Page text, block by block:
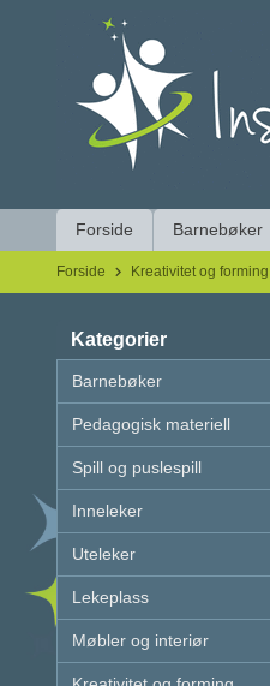
Produkter
Forside Barnebøker
Forside Kreativitet og forming
Kategorier
Barnebøker
Pedagogisk materiell
Spill og puslespill
Inneleker
Uteleker
Lekeplass
Møbler og interiør